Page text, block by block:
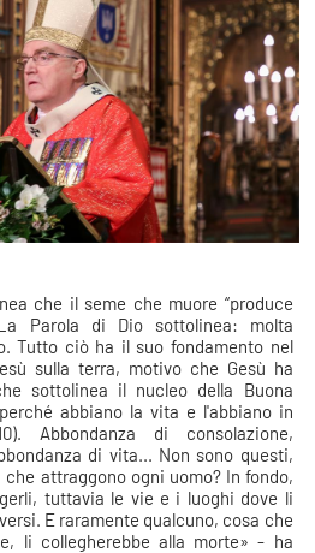
che il seme che muore “produce
Parola di Dio sottolinea: molta
Tutto ciò ha il suo fondamento nel
sulla terra, motivo che Gesù ha
sottolinea il nucleo della Buona
abbiano la vita e l'abbiano in
Abbondanza di consolazione,
di vita... Non sono questi,
attraggono ogni uomo? In fondo,
tuttavia le vie e i luoghi dove li
E raramente qualcuno, cosa che
li collegherebbe alla morte» - ha